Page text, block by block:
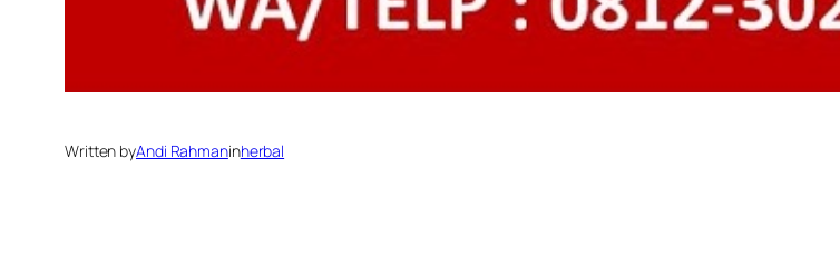
Written byAndi Rahmaninherbal